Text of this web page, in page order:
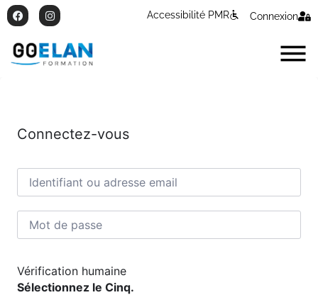
Accessibilité PMR Connexion
Connectez-vous
Vérification humaine
Sélectionnez le Cinq.